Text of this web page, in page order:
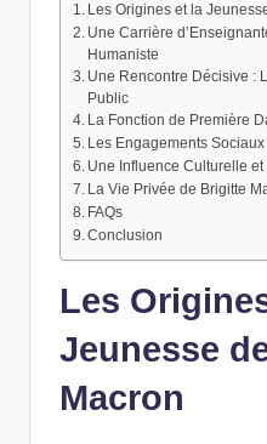
Les Origines et la
Une Carrière
Humaniste
Une Rencontre Décisive :
Public
La Fonction de Première
Les Engagements
Une Influence Culturelle
La Vie Privée de Brigitte
FAQs
Conclusion
Les
Jeunesse
Macron